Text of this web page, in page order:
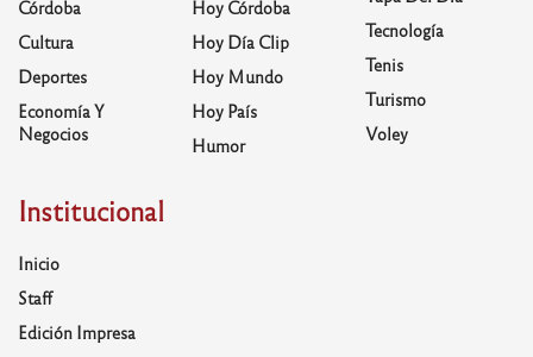
Córdoba
Cultura
Deportes
Economía Y
Negocios
Hoy Córdoba
Hoy Día Clip
Hoy Mundo
Hoy País
Humor
Tecnología
Tenis
Turismo
Voley
Institucional
Inicio
Staff
Edición Impresa